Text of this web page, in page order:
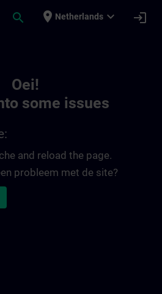
search place Netherlands expand_more login
Oei!
some issues
and reload the page.
probleem met de site?